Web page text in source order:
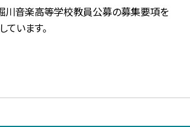
川音楽高等学校教員公募の募集要項を
います。